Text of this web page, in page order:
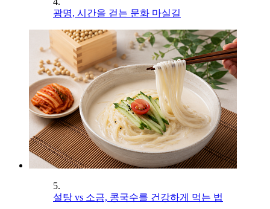
광명, 시간을 걷는 문화 마실길
5.
설탕 vs 소금, 콩국수를 건강하게 먹는 법